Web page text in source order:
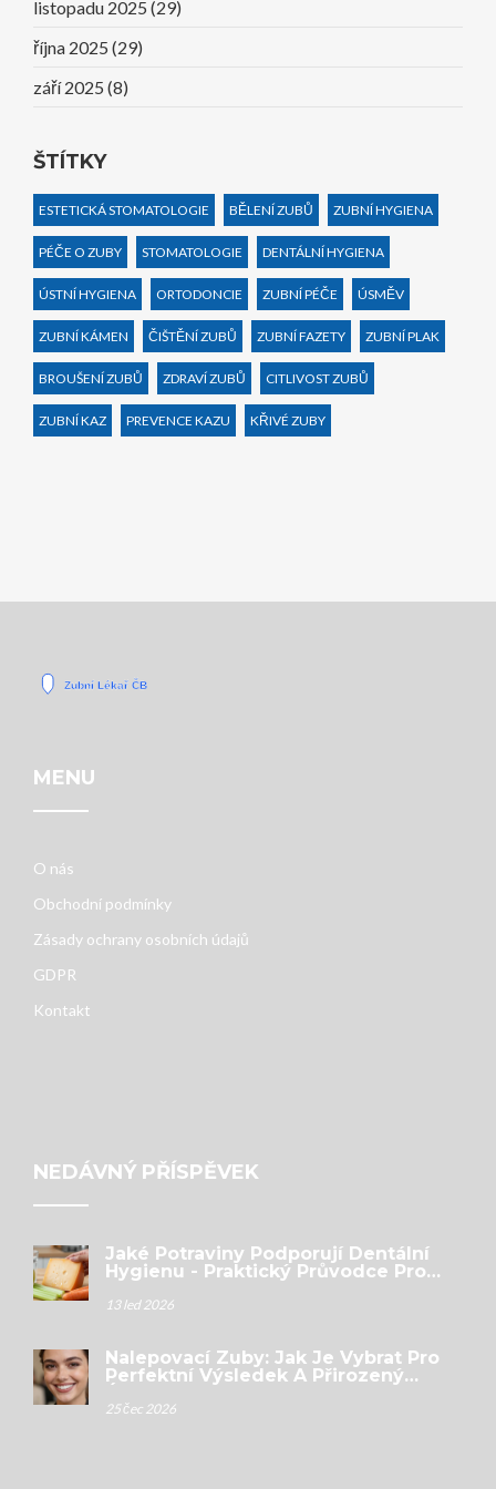
listopadu 2025 (29)
října 2025 (29)
září 2025 (8)
ŠTÍTKY
ESTETICKÁ STOMATOLOGIE BĚLENÍ ZUBŮ ZUBNÍ HYGIENA
PÉČE O ZUBY STOMATOLOGIE DENTÁLNÍ HYGIENA
ÚSTNÍ HYGIENA ORTODONCIE ZUBNÍ PÉČE ÚSMĚV
ZUBNÍ KÁMEN ČIŠTĚNÍ ZUBŮ ZUBNÍ FAZETY ZUBNÍ PLAK
BROUŠENÍ ZUBŮ ZDRAVÍ ZUBŮ CITLIVOST ZUBŮ
ZUBNÍ KAZ PREVENCE KAZU KŘIVÉ ZUBY
MENU
O nás
Obchodní podmínky
Zásady ochrany osobních údajů
GDPR
Kontakt
NEDÁVNÝ PŘÍSPĚVEK
Jaké Potraviny Podporují Dentální
Hygienu - Praktický Průvodce Pro
13 led 2026
Nalepovací Zuby: Jak Je Vybrat Pro
Perfektní Výsledek A Přirozený
25 čec 2026